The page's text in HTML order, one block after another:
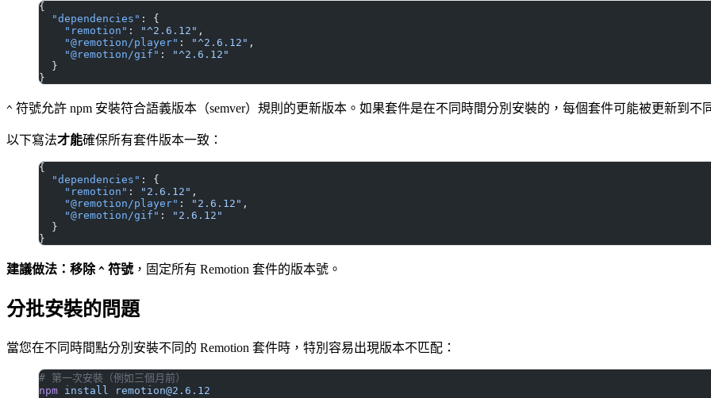
{
  "dependencies"
: {
    "remotion"
: "^2.6.12" ,
    "@remotion/player"
: "^2.6.12" ,
    "@remotion/gif"
:
"^2.6.12"
  }
}
^ 符號允許 npm 安裝符合語義版本（semver）規則的更新版本。如果套件是在不同時間分別安裝的，每個套件可能被更新到不
以下寫法才能確保所有套件版本一致：
{
  "dependencies"
: {
    "remotion"
: "2.6.12" ,
    "@remotion/player"
: "2.6.12" ,
    "@remotion/gif"
:
"2.6.12"
  }
}
建議做法：移除 ^ 符號，固定所有 Remotion 套件的版本號。
分批安裝的問題
當您在不同時間點分別安裝不同的 Remotion 套件時，特別容易出現版本不匹配：
# 第一次安裝（例如三個月前）
npm install remotion@2.6.12